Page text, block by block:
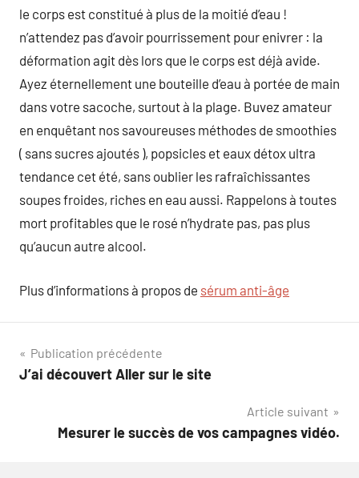
le corps est constitué à plus de la moitié d’eau !
n’attendez pas d’avoir pourrissement pour enivrer : la
déformation agit dès lors que le corps est déjà avide.
Ayez éternellement une bouteille d’eau à portée de main
dans votre sacoche, surtout à la plage. Buvez amateur
en enquêtant nos savoureuses méthodes de smoothies
( sans sucres ajoutés ), popsicles et eaux détox ultra
tendance cet été, sans oublier les rafraîchissantes
soupes froides, riches en eau aussi. Rappelons à toutes
mort profitables que le rosé n’hydrate pas, pas plus
qu’aucun autre alcool.
Plus d’informations à propos de sérum anti-âge
Navigation
de
Publication précédente
J’ai découvert Aller sur le site
Article suivant
Mesurer le succès de vos campagnes vidéo.